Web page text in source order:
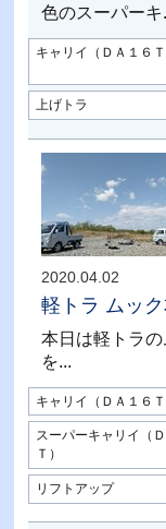
色のスーパーキ
キャリイ（ＤＡ１６Ｔ
上げトラ
2020.04.02
軽トラ ムッ
本日は軽トラ
を...
キャリイ（ＤＡ１６Ｔ
スーパーキャリイ（
Ｔ）
リフトアップ